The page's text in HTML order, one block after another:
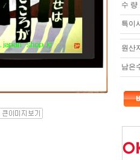
수 량
특이
원산지
남은